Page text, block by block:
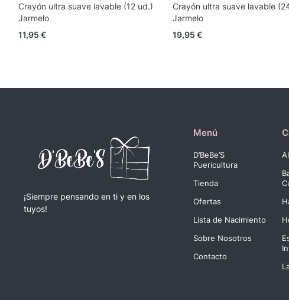
Crayón ultra suave lavable (12 ud.)
Jarmelo
11,95 €
Crayón ultra suave lavable
Jarmelo
19,95 €
¡Siempre pensando en ti y en los
tuyos!
Menú
D’BeBe’S
Puericultura
Tienda
Ofertas
Lista de Nacimiento
Sobre Nosotros
Contacto